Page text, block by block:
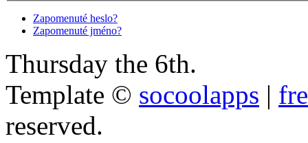
Zapomenuté heslo?
Zapomenuté jméno?
Thursday the 6th.
Template © socoolapps |
reserved.